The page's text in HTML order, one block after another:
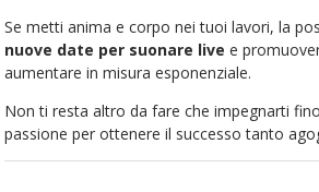
Se metti anima e corpo nei tuoi lavori, la
nuove date per suonare live e
aumentare in misura esponenziale.
Non ti resta altro da fare che impegnarti
passione per ottenere il successo tanto